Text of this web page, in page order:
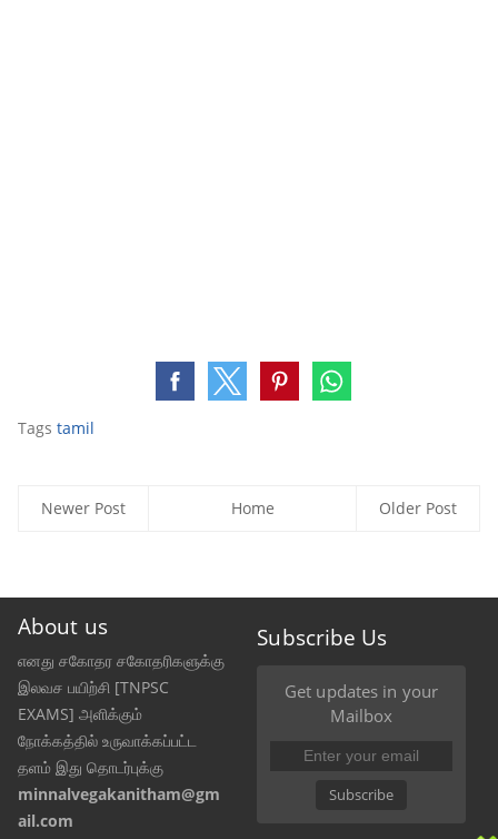
Tags tamil
Newer Post Older Post
Home
About us
எனது சகோதர சகோதரிகளுக்கு
இலவச பயிற்சி [TNPSC
EXAMS] அளிக்கும்
நோக்கத்தில் உருவாக்கப்பட்ட
தளம் இது தொடர்புக்கு
minnalvegakanitham@gm
ail.com
Subscribe Us
Get updates in your
Mailbox
Subscribe